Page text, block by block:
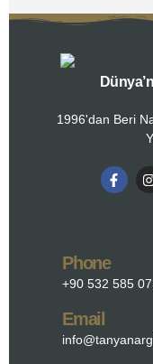
1996'dan Beri
Phone
+90 532 585
Email